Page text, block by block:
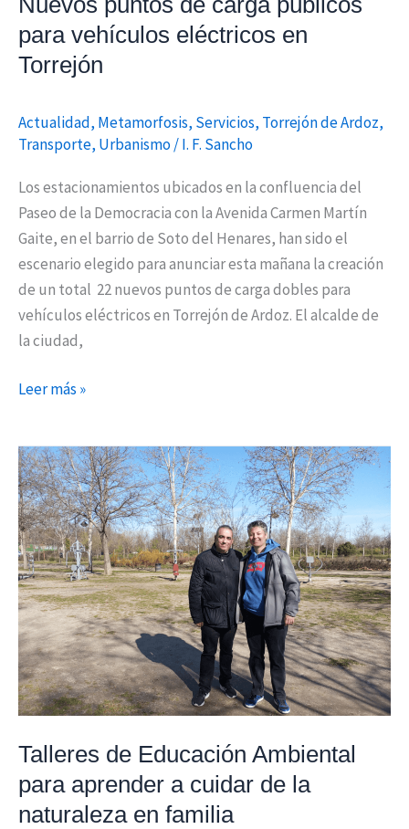
para vehículos eléctricos en
Torrejón
Actualidad, Metamorfosis, Servicios, Torrejón de Ardoz,
Transporte, Urbanismo/I. F. Sancho
Los estacionamientos ubicados en la confluencia del
Paseo de la Democracia con la Avenida Carmen Martín
Gaite, en el barrio de Soto del Henares, han sido el
escenario elegido para anunciar esta mañana la creación
de un total 22 nuevos puntos de carga dobles para
vehículos eléctricos en Torrejón de Ardoz. El alcalde de
la ciudad,
Leer más »
Talleres de Educación Ambiental
para aprender a cuidar de la
naturaleza en familia
Talleres
de
Educación
Ambiental
para
aprender
a
cuidar
de
la
naturaleza
familia